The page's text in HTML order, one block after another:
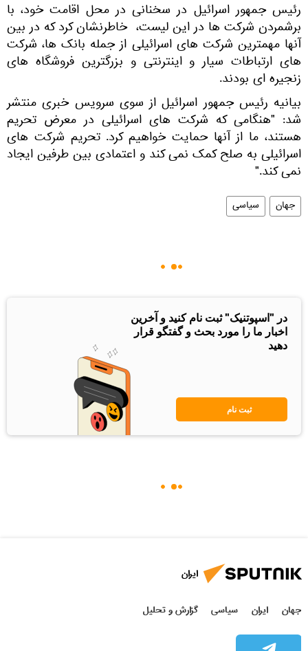
رئیس جمهور اسرائیل در سخنانی در محل اقامت خود، با
برشمردن شرکت ها در این لیست، خاطرنشان کرد که در بین
آنها مهمترین شرکت های اسرائیلی از جمله بانک ها، شرکت
های ارتباطات سیار و اینترنتی و بزرگترین فروشگاه های
زنجیره ای بودند.
بیانیه رئیس جمهور اسرائیل از سوی سرویس خبری منتشر
شد: "هنگامی که شرکت های اسرائیلی در معرض تحریم
هستند، ما از آنها حمایت خواهیم کرد. تحریم شرکت های
اسرائیلی به صلح کمک نمی کند و اعتمادی بین طرفین ایجاد
نمی کند."
جهان سیاسی
در "اسپوتنیک" ثبت نام کنید و آخرین
اخبار ما را مورد بحث و گفتگو قرار
دهید
ثبت نام
ایران
جهان ایران سیاسی گزارش و تحلیل